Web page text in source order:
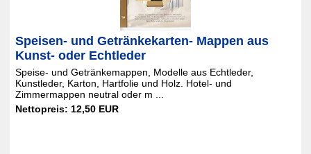
Speisen- und Getränkekarten- Mappen aus
Kunst- oder Echtleder
Speise- und Getränkemappen, Modelle aus Echtleder,
Kunstleder, Karton, Hartfolie und Holz. Hotel- und
Zimmermappen neutral oder m ...
Nettopreis: 12,50 EUR